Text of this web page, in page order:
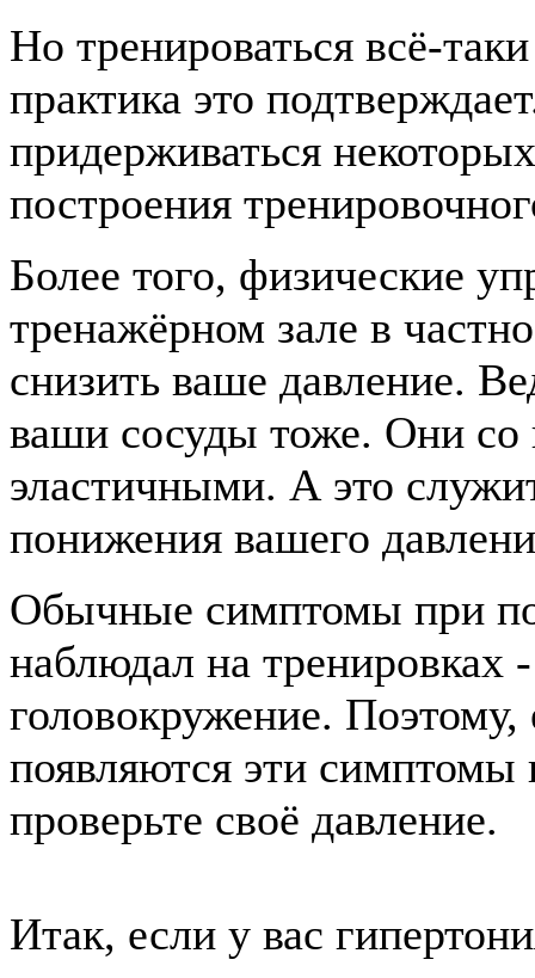
Но тренироваться всё-
практика это
придерживаться
построения
Более того, физические
тренажёрном зале в
снизить ваше давление.
ваши сосуды тоже. Они со
эластичными. А это
понижения вашего
Обычные симптомы при
наблюдал на тренировках
головокружение. Поэтому,
появляются эти симптомы
проверьте своё давление.
Итак, если у вас